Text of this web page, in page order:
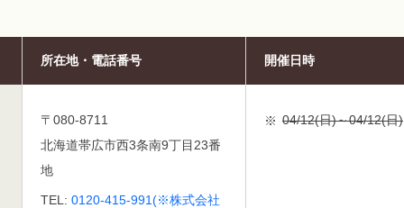
所在地・電話番号
〒080-8711
北海道帯広市西3条南9丁目23番
地
TEL: 0120-415-991(※株式会社
開催日時
04/12(日)～04/12(日)